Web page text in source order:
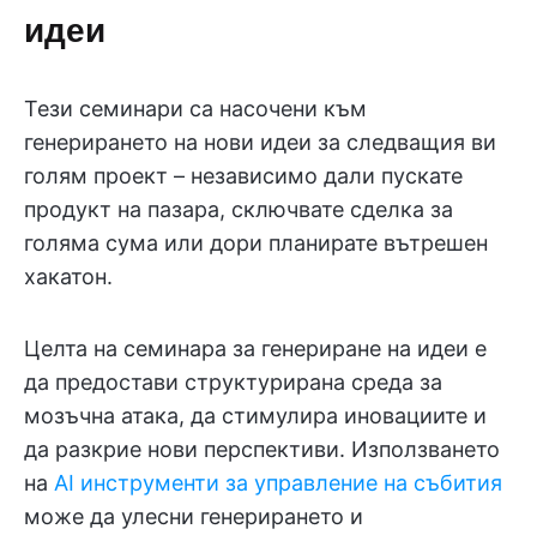
идеи
Тези семинари са насочени към
генерирането на нови идеи за следващия ви
голям проект – независимо дали пускате
продукт на пазара, сключвате сделка за
голяма сума или дори планирате вътрешен
хакатон.
Целта на семинара за генериране на идеи е
да предостави структурирана среда за
мозъчна атака, да стимулира иновациите и
да разкрие нови перспективи. Използването
на AI инструменти за управление на събития
може да улесни генерирането и